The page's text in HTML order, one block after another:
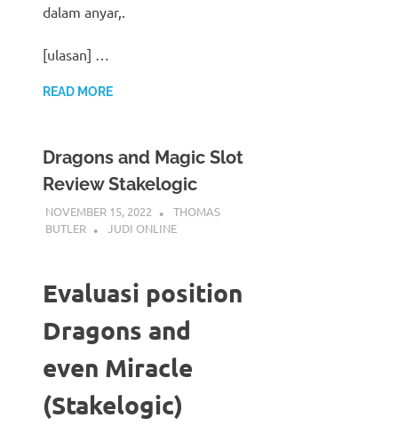
dalam anyar,.
[ulasan] …
READ MORE
Dragons and Magic Slot
Review Stakelogic
NOVEMBER 15, 2022
THOMAS
BUTLER
JUDI ONLINE
Evaluasi position
Dragons and
even Miracle
(Stakelogic)